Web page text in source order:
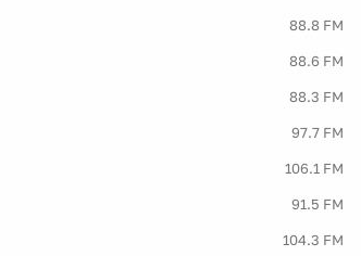
88.8 FM
88.6 FM
88.3 FM
97.7 FM
106.1 FM
91.5 FM
104.3 FM